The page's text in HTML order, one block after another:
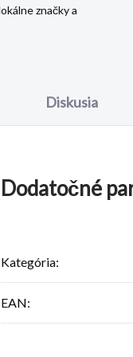
značky a
Diskusia
Dodatočné
Kategória:
EAN: